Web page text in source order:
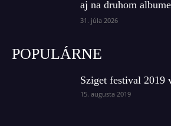
aj na druhom albume
31. júla 2026
POPULÁRNE
Sziget festival 2019
15. augusta 2019